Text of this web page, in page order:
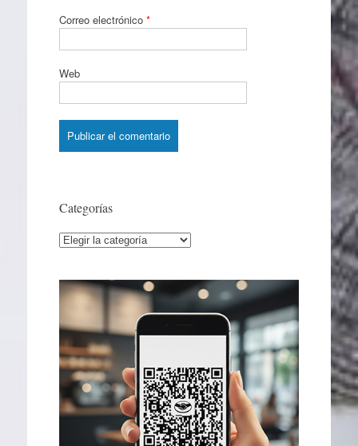
Correo electrónico *
Web
Categorías
Categorías